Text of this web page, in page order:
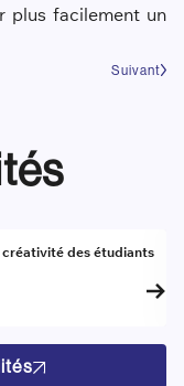
plus facilement un
Suivant
créativité des étudiants